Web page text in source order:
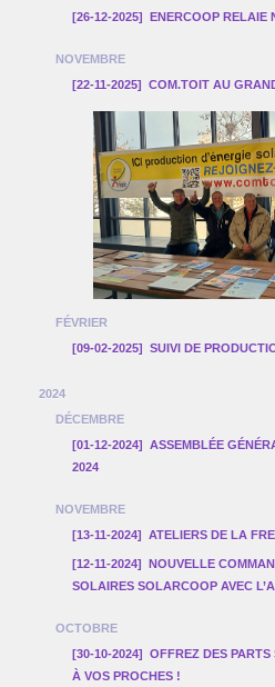
[26-12-2025]
ENERCOOP RELAIE
NOVEMBRE
[22-11-2025]
COM.TOIT AU
FÉVRIER
[09-02-2025] SUIVI DE
2024
DÉCEMBRE
[01-12-2024] ASSEMBLÉE
2024
NOVEMBRE
[13-11-2024] ATELIERS DE LA
[12-11-2024] NOUVELLE
SOLAIRES SOLARCOOP AVEC
OCTOBRE
[30-10-2024] OFFREZ DES
À VOS PROCHES !